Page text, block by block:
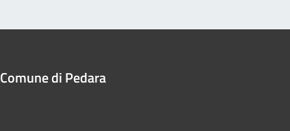
Comune di Pedara